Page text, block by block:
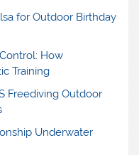
for Outdoor Birthday
How
Training
Freediving Outdoor
Underwater